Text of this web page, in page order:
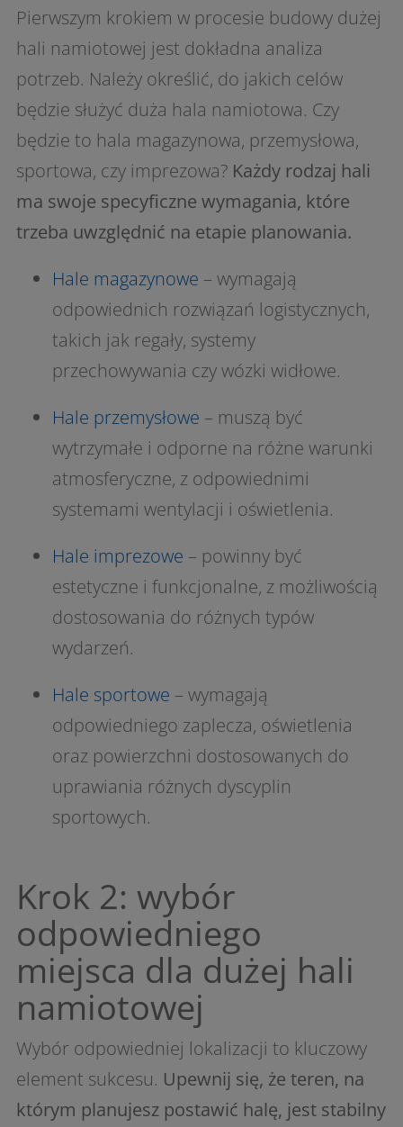
Pierwszym krokiem w procesie budowy dużej
hali namiotowej jest dokładna analiza
potrzeb. Należy określić, do jakich celów
będzie służyć duża hala namiotowa. Czy
będzie to hala magazynowa, przemysłowa,
sportowa, czy imprezowa? Każdy rodzaj hali
ma swoje specyficzne wymagania, które
trzeba uwzględnić na etapie planowania.
Hale magazynowe – wymagają
odpowiednich rozwiązań logistycznych,
takich jak regały, systemy
przechowywania czy wózki widłowe.
Hale przemysłowe – muszą być
wytrzymałe i odporne na różne warunki
atmosferyczne, z odpowiednimi
systemami wentylacji i oświetlenia.
Hale imprezowe – powinny być
estetyczne i funkcjonalne, z możliwością
dostosowania do różnych typów
wydarzeń.
Hale sportowe – wymagają
odpowiedniego zaplecza, oświetlenia
oraz powierzchni dostosowanych do
uprawiania różnych dyscyplin
sportowych.
Krok 2: wybór
odpowiedniego
miejsca dla dużej hali
namiotowej
Wybór odpowiedniej lokalizacji to kluczowy
element sukcesu. Upewnij się, że teren, na
którym planujesz postawić halę, jest stabilny